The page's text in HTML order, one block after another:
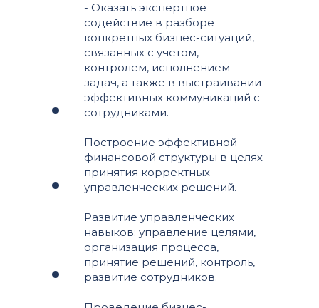
- Оказать экспертное
содействие в разборе
конкретных бизнес-ситуаций,
связанных с учетом,
контролем, исполнением
задач, а также в выстраивании
эффективных коммуникаций с
сотрудниками.
Построение эффективной
финансовой структуры в целях
принятия корректных
управленческих решений.
Развитие управленческих
навыков: управление целями,
организация процесса,
принятие решений, контроль,
развитие сотрудников.